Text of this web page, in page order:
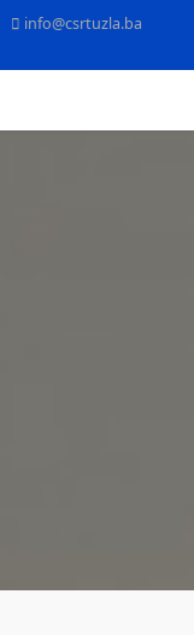
info@csrtuzla.ba